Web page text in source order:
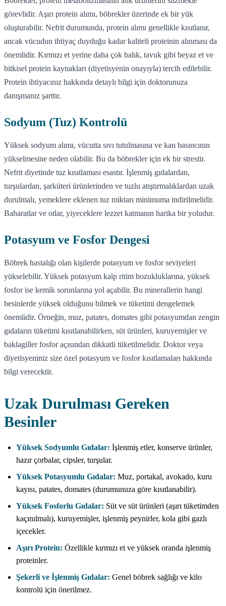
görevlidir. Aşırı protein alımı, böbrekler üzerinde ek bir yük
oluşturabilir. Nefrit durumunda, protein alımı genellikle kısıtlanır,
ancak vücudun ihtiyaç duyduğu kadar kaliteli proteinin alınması da
önemlidir. Kırmızı et yerine daha çok balık, tavuk gibi beyaz et ve
bitkisel protein kaynakları (diyetisyenin onayıyla) tercih edilebilir.
Protein ihtiyacınız hakkında detaylı bilgi için doktorunuza
danışmanız şarttır.
Sodyum (Tuz) Kontrolü
Yüksek sodyum alımı, vücutta sıvı tutulmasına ve kan basıncının
yükselmesine neden olabilir. Bu da böbrekler için ek bir strestir.
Nefrit diyetinde tuz kısıtlaması esastır. İşlenmiş gıdalardan,
turşulardan, şarküteri ürünlerinden ve tuzlu atıştırmalıklardan uzak
durulmalı, yemeklere eklenen tuz miktarı minimuma indirilmelidir.
Baharatlar ve otlar, yiyeceklere lezzet katmanın harika bir yoludur.
Potasyum ve Fosfor Dengesi
Böbrek hastalığı olan kişilerde potasyum ve fosfor seviyeleri
yükselebilir. Yüksek potasyum kalp ritim bozukluklarına, yüksek
fosfor ise kemik sorunlarına yol açabilir. Bu minerallerin hangi
besinlerde yüksek olduğunu bilmek ve tüketimi dengelemek
önemlidir. Örneğin, muz, patates, domates gibi potasyumdan zengin
gıdaların tüketimi kısıtlanabilirken, süt ürünleri, kuruyemişler ve
baklagiller fosfor açısından dikkatli tüketilmelidir. Doktor veya
diyetisyeniniz size özel potasyum ve fosfor kısıtlamaları hakkında
bilgi verecektir.
Uzak Durulması Gereken
Besinler
Yüksek Sodyumlu Gıdalar: İşlenmiş etler, konserve ürünler,
hazır çorbalar, cipsler, turşular.
Yüksek Potasyumlu Gıdalar: Muz, portakal, avokado, kuru
kayısı, patates, domates (durumunuza göre kısıtlanabilir).
Yüksek Fosforlu Gıdalar: Süt ve süt ürünleri (aşırı tüketimden
kaçınılmalı), kuruyemişler, işlenmiş peynirler, kola gibi gazlı
içecekler.
Aşırı Protein: Özellikle kırmızı et ve yüksek oranda işlenmiş
proteinler.
Şekerli ve İşlenmiş Gıdalar: Genel böbrek sağlığı ve kilo
kontrolü için önerilmez.